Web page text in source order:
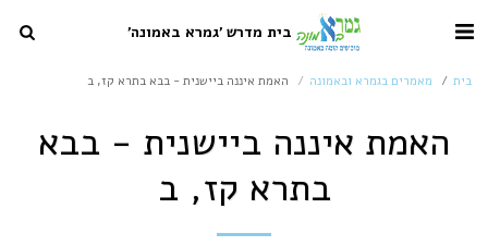
בית מדרש 'גמרא באמונה'
בית מאמרים בגמרא ובאמונה האמת איננה ביישנית - בבא בתרא קז, ב
האמת איננה ביישנית - בבא
בתרא קז, ב